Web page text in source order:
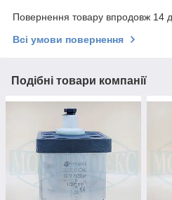
Повернення товару впродовж 14
Всі умови повернення
Подібні товари компанії